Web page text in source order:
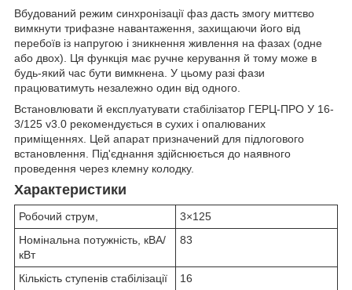
Вбудований режим синхронізації фаз дасть змогу миттєво
вимкнути трифазне навантаження, захищаючи його від
перебоїв із напругою і зникнення живлення на фазах (одне
або двох). Ця функція має ручне керування й тому може в
будь-який час бути вимкнена. У цьому разі фази
працюватимуть незалежно один від одного.
Встановлювати й експлуатувати стабілізатор ГЕРЦ-ПРО У 16-
3/125 v3.0 рекомендується в сухих і опалюваних
приміщеннях. Цей апарат призначений для підлогового
встановлення. Під'єднання здійснюється до наявного
проведення через клемну колодку.
Характеристики
Робочий струм,
3×125
Номінальна потужність, кВА/
кВт
83
Кількість ступенів стабілізації 16